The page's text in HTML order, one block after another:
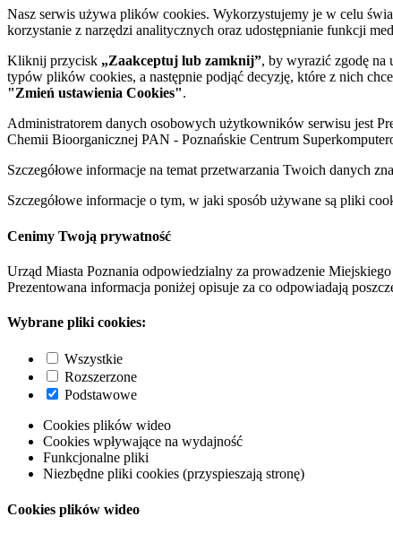
Nasz serwis używa plików cookies. Wykorzystujemy je w celu
korzystanie z narzędzi analitycznych oraz udostępnianie funkcji
Kliknij przycisk „Zaakceptuj lub zamknij”, by wyrazić zgodę na
typów plików cookies, a następnie podjąć decyzję, które z nich
"Zmień ustawienia Cookies".
Administratorem danych osobowych użytkowników serwisu jest
Chemii Bioorganicznej PAN - Poznańskie Centrum
Szczegółowe informacje na temat przetwarzania Twoich danych
Szczegółowe informacje o tym, w jaki sposób używane są pliki
Cenimy Twoją prywatność
Urząd Miasta Poznania odpowiedzialny za prowadzenie
Prezentowana informacja poniżej opisuje za co odpowiadają
Wybrane pliki cookies:
Wszystkie
Rozszerzone
Podstawowe
Cookies plików wideo
Cookies wpływające na wydajność
Funkcjonalne pliki
Niezbędne pliki cookies (przyspieszają stronę)
Cookies plików wideo